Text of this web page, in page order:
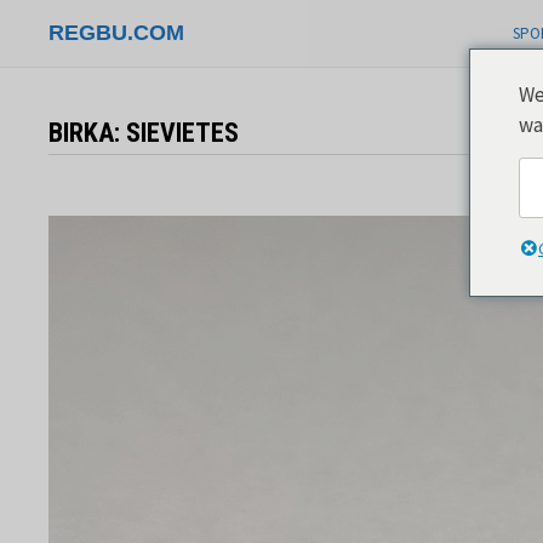
REGBU.COM
BIRKA: SIEVIETES